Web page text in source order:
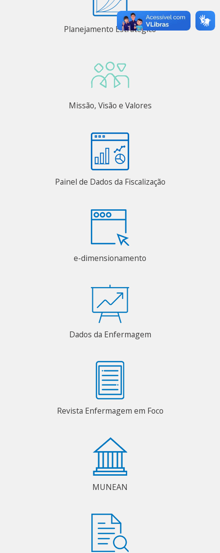
Planejamento Estratégico
Missão, Visão e Valores
Painel de Dados da Fiscalização
e-dimensionamento
Dados da Enfermagem
Revista Enfermagem em Foco
MUNEAN